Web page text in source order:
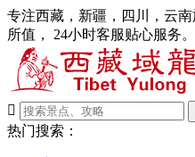
专注西藏，新疆，四川，云
所值， 24小时客服贴心服务。

热门搜索：